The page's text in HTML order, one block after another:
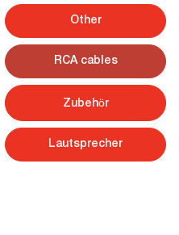
Other
RCA cables
Zubehör
Lautsprecher